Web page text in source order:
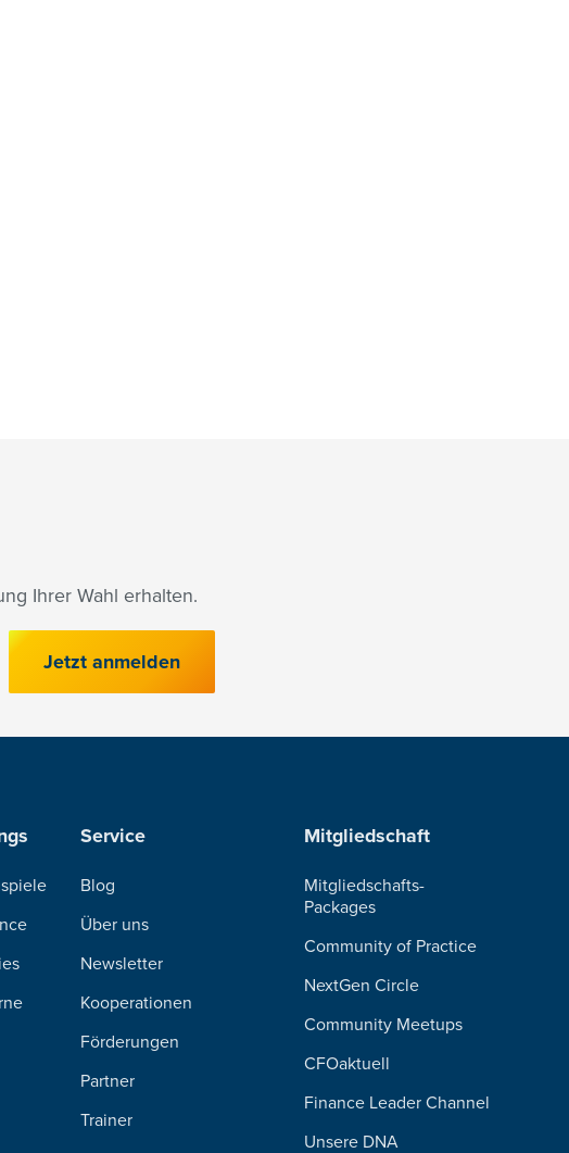
Ihrer Wahl erhalten.
Jetzt anmelden
Service
Blog
Über uns
Newsletter
Kooperationen
Förderungen
Partner
Trainer
Mitgliedschaft
Mitgliedschafts-
Packages
Community of Practice
NextGen Circle
Community Meetups
CFOaktuell
Finance Leader Channel
Unsere DNA